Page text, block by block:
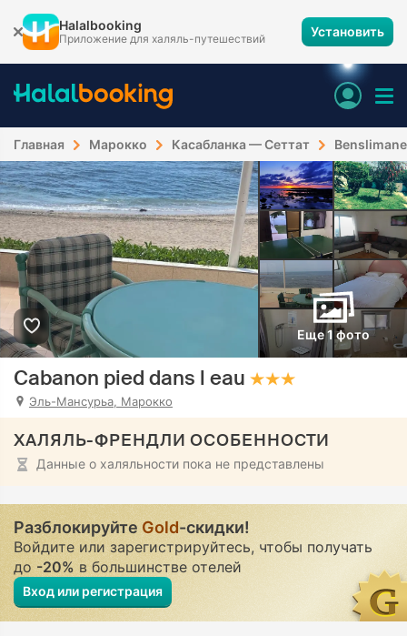
Halalbooking
Приложение для халяль-путешествий Установить
Главная Марокко Касабланка — Сеттат Benslimane
Еще 1 фото
Cabanon pied dans l eau
Эль-Мансурьа, Марокко
ХАЛЯЛЬ-ФРЕНДЛИ ОСОБЕННОСТИ
Данные о халяльности пока не представлены
Разблокируйте Gold-скидки!
Войдите или зарегистрируйтесь, чтобы получать
до -20% в большинстве отелей
Вход или регистрация